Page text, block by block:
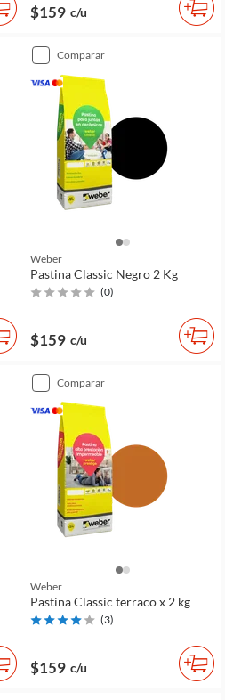
$159 c/u
comparar
Weber
Pastina Classic Negro 2 Kg
(0)
$159 c/u
comparar
Weber
Pastina Classic terraco x 2 kg
(3)
$159 c/u